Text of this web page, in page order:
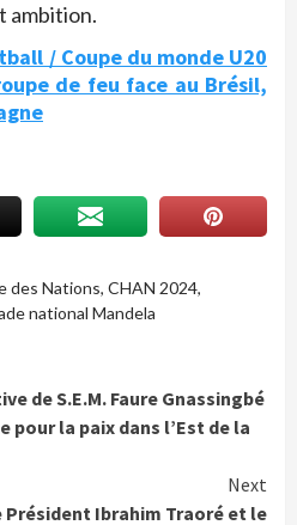
ambition.
/ Coupe du monde U20
de feu face au Brésil,
des Nations, CHAN 2024,
national Mandela
de S.E.M. Faure Gnassingbé
pour la paix dans l’Est de la
Next
Président Ibrahim Traoré et le